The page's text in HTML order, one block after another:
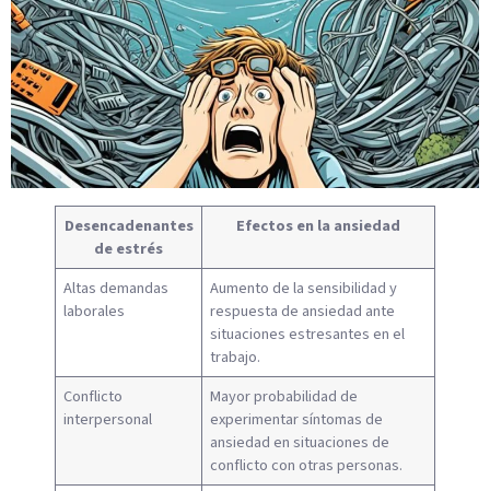
Desencadenantes
de estrés
Efectos en la ansiedad
Altas demandas
laborales
Aumento de la sensibilidad y
respuesta de ansiedad ante
situaciones estresantes en el
trabajo.
Conflicto
interpersonal
Mayor probabilidad de
experimentar síntomas de
ansiedad en situaciones de
conflicto con otras personas.